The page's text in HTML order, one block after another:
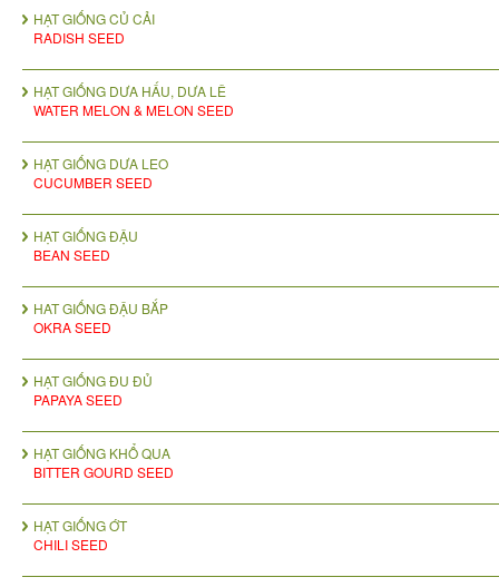
HẠT GIỐNG CỦ CẢI
RADISH SEED
HẠT GIỐNG DƯA HẤU, DƯA LÊ
WATER MELON & MELON SEED
HẠT GIỐNG DƯA LEO
CUCUMBER SEED
HẠT GIỐNG ĐẬU
BEAN SEED
HAT GIỐNG ĐẬU BẮP
OKRA SEED
HẠT GIỐNG ĐU ĐỦ
PAPAYA SEED
HẠT GIỐNG KHỔ QUA
BITTER GOURD SEED
HẠT GIỐNG ỚT
CHILI SEED